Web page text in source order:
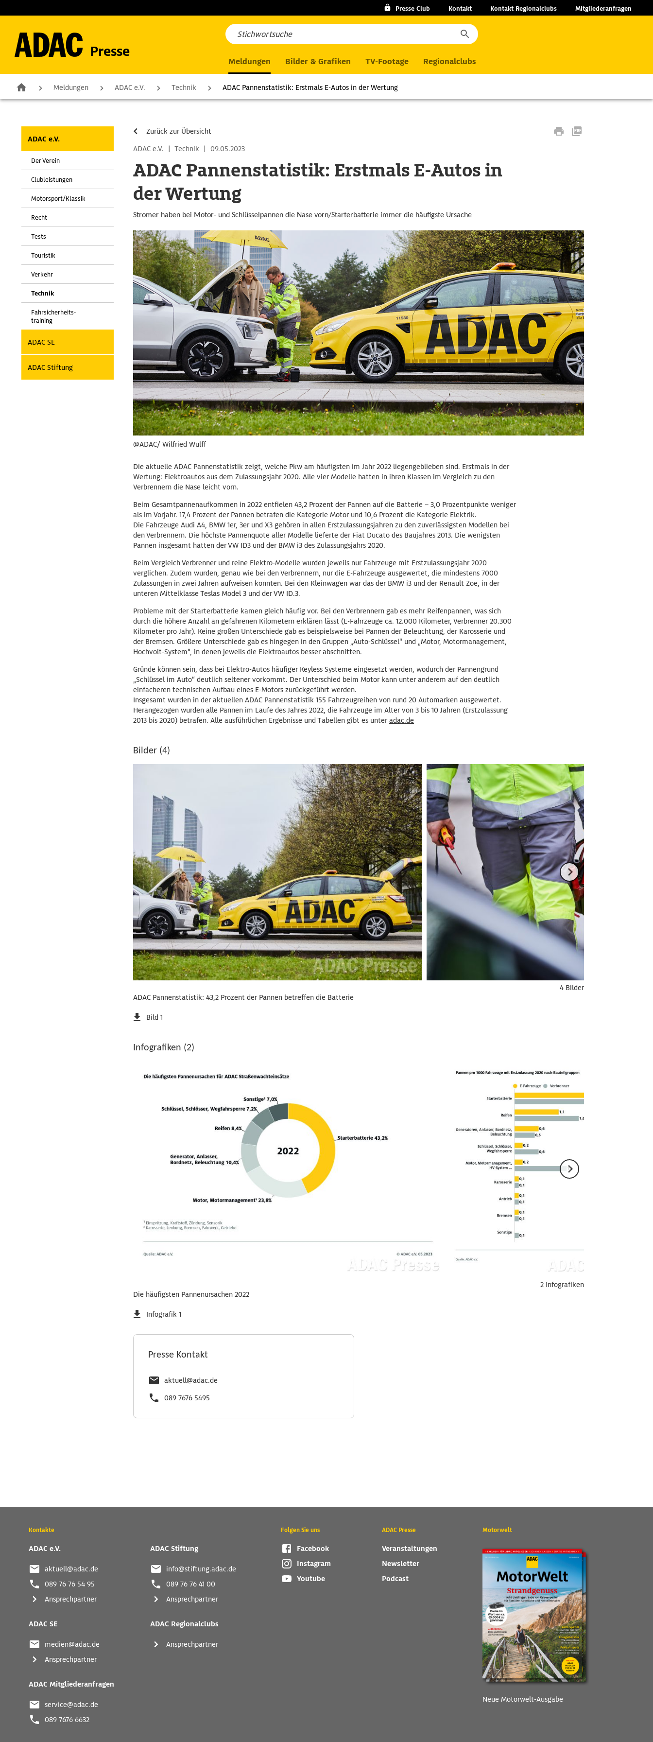
Presse Club Kontakt Kontakt Regionalclubs Mitgliederanfragen
Presse
Meldungen Bilder & Grafiken TV-Footage Regionalclubs
Meldungen ADAC e.V. Technik ADAC Pannenstatistik: Erstmals E-Autos in der Wertung
ADAC e.V.
Der Verein
Clubleistungen
Motorsport/Klassik
Recht
Tests
Touristik
Verkehr
Technik
Fahrsicherheits-
training
ADAC SE
ADAC Stiftung
Zurück zur Übersicht
ADAC e.V.
| Technik | 09.05.2023
ADAC Pannenstatistik: Erstmals E-Autos in
der Wertung
Stromer haben bei Motor- und Schlüsselpannen die Nase vorn/Starterbatterie immer die häufigste Ursache
@ADAC/ Wilfried Wulff
Die aktuelle ADAC Pannenstatistik zeigt, welche Pkw am häufigsten im Jahr 2022 liegengeblieben sind. Erstmals in der
Wertung: Elektroautos aus dem Zulassungsjahr 2020. Alle vier Modelle hatten in ihren Klassen im Vergleich zu den
Verbrennern die Nase leicht vorn.
Beim Gesamtpannenaufkommen in 2022 entfielen 43,2 Prozent der Pannen auf die Batterie – 3,0 Prozentpunkte weniger
als im Vorjahr. 17,4 Prozent der Pannen betrafen die Kategorie Motor und 10,6 Prozent die Kategorie Elektrik.
Die Fahrzeuge Audi A4, BMW 1er, 3er und X3 gehören in allen Erstzulassungsjahren zu den zuverlässigsten Modellen bei
den Verbrennern. Die höchste Pannenquote aller Modelle lieferte der Fiat Ducato des Baujahres 2013. Die wenigsten
Pannen insgesamt hatten der VW ID3 und der BMW i3 des Zulassungsjahrs 2020.
Beim Vergleich Verbrenner und reine Elektro-Modelle wurden jeweils nur Fahrzeuge mit Erstzulassungsjahr 2020
verglichen. Zudem wurden, genau wie bei den Verbrennern, nur die E-Fahrzeuge ausgewertet, die mindestens 7000
Zulassungen in zwei Jahren aufweisen konnten. Bei den Kleinwagen war das der BMW i3 und der Renault Zoe, in der
unteren Mittelklasse Teslas Model 3 und der VW ID.3.
Probleme mit der Starterbatterie kamen gleich häufig vor. Bei den Verbrennern gab es mehr Reifenpannen, was sich
durch die höhere Anzahl an gefahrenen Kilometern erklären lässt (E-Fahrzeuge ca. 12.000 Kilometer, Verbrenner 20.300
Kilometer pro Jahr). Keine großen Unterschiede gab es beispielsweise bei Pannen der Beleuchtung, der Karosserie und
der Bremsen. Größere Unterschiede gab es hingegen in den Gruppen „Auto-Schlüssel“ und „Motor, Motormanagement,
Hochvolt-System“, in denen jeweils die Elektroautos besser abschnitten.
Gründe können sein, dass bei Elektro-Autos häufiger Keyless Systeme eingesetzt werden, wodurch der Pannengrund
„Schlüssel im Auto“ deutlich seltener vorkommt. Der Unterschied beim Motor kann unter anderem auf den deutlich
einfacheren technischen Aufbau eines E-Motors zurückgeführt werden.
Insgesamt wurden in der aktuellen ADAC Pannenstatistik 155 Fahrzeugreihen von rund 20 Automarken ausgewertet.
Herangezogen wurden alle Pannen im Laufe des Jahres 2022, die Fahrzeuge im Alter von 3 bis 10 Jahren (Erstzulassung
2013 bis 2020) betrafen. Alle ausführlichen Ergebnisse und Tabellen gibt es unteradac.de
Bilder (4)
ADAC Pannenstatistik: 43,2 Prozent der Pannen betreffen die Batterie
Bild 1
4 Bilder
Infografiken (2)
Die häufigsten Pannenursachen 2022
Infografik 1
2 Infografiken
Presse Kontakt
aktuell@adac.de
089 7676 5495
Wichtige
und
Links
Kontakte
ADAC e.V.
aktuell@adac.de
089 76 76 54 95
Ansprechpartner
ADAC Stiftung
info@stiftung.adac.de
089 76 76 41 00
Ansprechpartner
ADAC SE
medien@adac.de
Ansprechpartner
ADAC Regionalclubs
Ansprechpartner
ADAC Mitgliederanfragen
service@adac.de
089 7676 6632
Folgen Sie uns
Facebook
Instagram
Youtube
ADAC Presse
Veranstaltungen
Newsletter
Podcast
Motorwelt
Neue Motorwelt-Ausgabe